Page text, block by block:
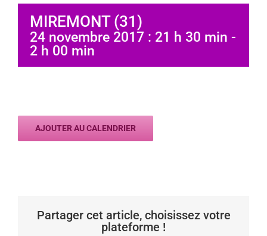
MIREMONT (31)
24 novembre 2017 : 21 h 30 min -
2 h 00 min
AJOUTER AU CALENDRIER
Partager cet article, choisissez votre
plateforme !